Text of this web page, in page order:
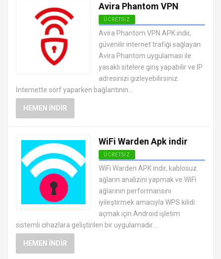
Avira Phantom VPN
ÜCRETSIZ
ANDROID VPN APK
UYGULAMALARI ÜCRETSIZ
Avira Phantom VPN APK indir,
güvenilir internet trafiği sağlayan
Avira Phantom uygulaması ile
yasaklı sitelere giriş yapabilir ve IP
adresinizi gizleyebilirsiniz.
İnternette sörf yaparken bağlantının...
HEMEN İNDIR
WiFi Warden Apk indir
ÜCRETSIZ
ANDROID VPN APK
UYGULAMALARI ÜCRETSIZ
WiFi Warden APK indir, kablosuz
ağların analizini yapmak ve WiFi
ağlarının performansını
iyileştirmek amacıyla WPS kilidi
açmak için Android işletim
sistemli cihazlara geliştirilen bir uygulamadır....
HEMEN İNDIR